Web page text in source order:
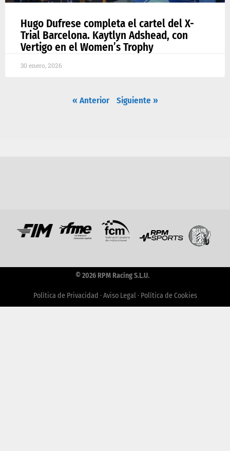
Hugo Dufrese completa el cartel del X-
Trial Barcelona. Kaytlyn Adshead, con
Vertigo en el Women’s Trophy
30 enero, 2026
« Anterior Siguiente »
© 2026 RPM Racing S.L.U.
Política de Privacidad · Aviso Legal· Política de Cookies